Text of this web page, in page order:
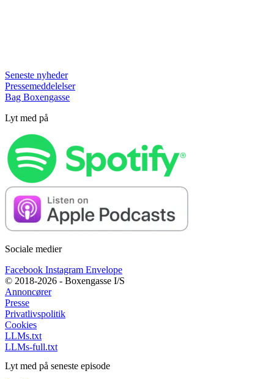
Seneste nyheder
Pressemeddelelser
Bag Boxengasse
Lyt med på
Sociale medier
Facebook Instagram Envelope
© 2018-2026 - Boxengasse I/S
Annoncører
Presse
Privatlivspolitik
Cookies
LLMs.txt
LLMs-full.txt
Lyt med på seneste episode